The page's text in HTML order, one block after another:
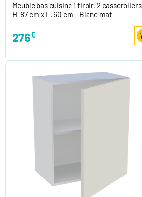
Meuble bas cuisine 1 tiroir, 2 casseroliers
H. 87 cm x L. 60 cm - Blanc mat
276€